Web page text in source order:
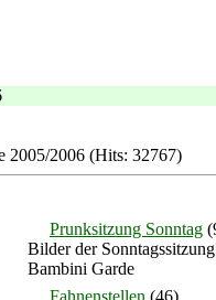
2005/2006 (Hits: 32767)
Prunksitzung Sonntag
Bilder der
Bambini Garde
Fahnenstellen (46)